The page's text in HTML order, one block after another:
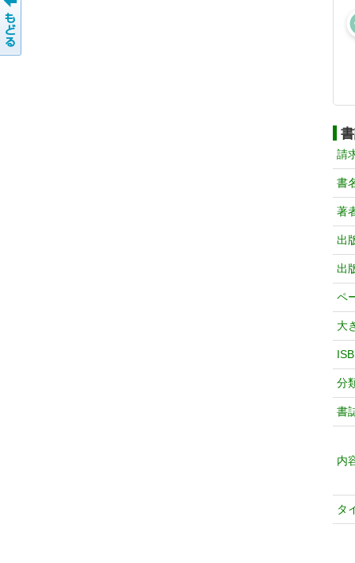
請
書
著
出
出
ペ
大
分
書
内
タ